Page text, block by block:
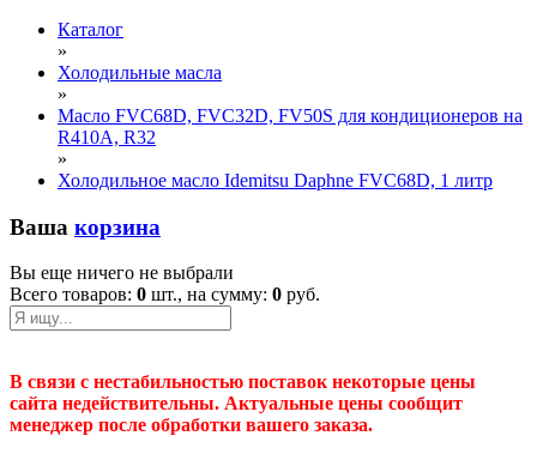
Каталог
»
Холодильные масла
»
Масло FVC68D, FVC32D, FV50S для кондиционеров на
R410A, R32
»
Холодильное масло Idemitsu Daphne FVC68D, 1 литр
Ваша корзина
Вы еще ничего не выбрали
Всего товаров: 0 шт., на сумму: 0 руб.
В связи с нестабильностью поставок некоторые цены
сайта недействительны. Актуальные цены сообщит
менеджер после обработки вашего заказа.